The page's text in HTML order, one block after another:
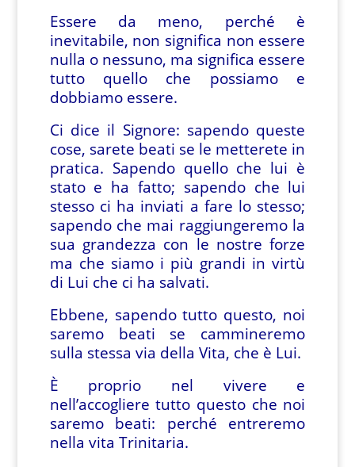
Essere da meno, perché è
inevitabile, non significa non essere
nulla o nessuno, ma significa essere
tutto quello che possiamo e
dobbiamo essere.
Ci dice il Signore: sapendo queste
cose, sarete beati se le metterete in
pratica. Sapendo quello che lui è
stato e ha fatto; sapendo che lui
stesso ci ha inviati a fare lo stesso;
sapendo che mai raggiungeremo la
sua grandezza con le nostre forze
ma che siamo i più grandi in virtù
di Lui che ci ha salvati.
Ebbene, sapendo tutto questo, noi
saremo beati se cammineremo
sulla stessa via della Vita, che è Lui.
È proprio nel vivere e
nell’accogliere tutto questo che noi
saremo beati: perché entreremo
nella vita Trinitaria.